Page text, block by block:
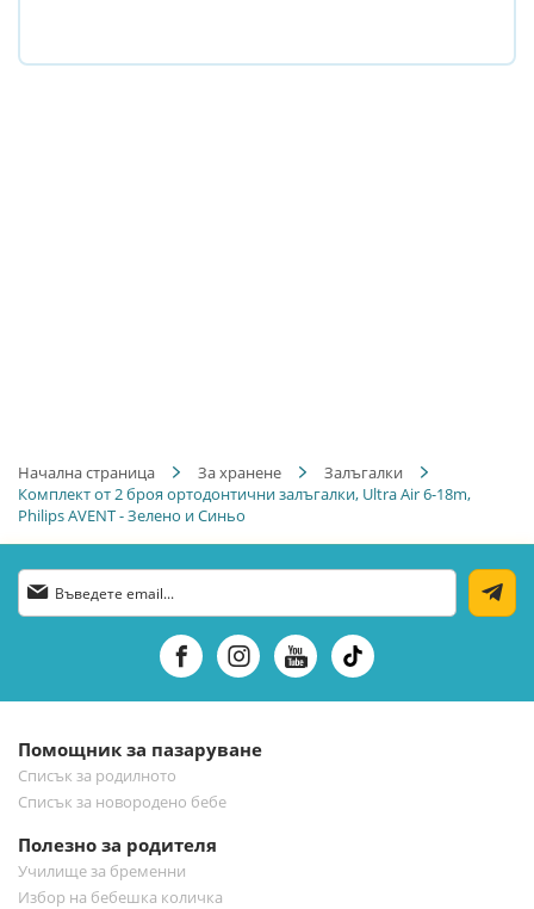
Начална страница За хранене
Залъгалки
Комплект от 2 броя ортодонтични залъгалки, Ultra Air 6-18m,
Philips AVENT - Зелено и Синьо
Абонирай
се
бюлетин:
Помощник за пазаруване
Списък за родилното
Списък за новородено бебе
Полезно за родителя
Училище за бременни
Избор на бебешка количка